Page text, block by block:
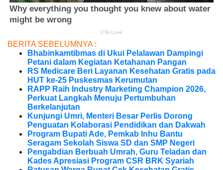
BERITA SEBELUMNYA :
Bhabinkamtibmas di Ukui Pelalawan Dampingi
Petani dalam Kegiatan Ketahanan Pangan
RS Medicare Beri Layanan Kesehatan Gratis pada
HUT ke-25 Puskesmas Kerumutan
RAPP Raih Industry Marketing Champion 2026,
Perkuat Langkah Menuju Pertumbuhan
Berkelanjutan
Kunjungi Umri, Menteri Besar Perlis Dorong
Penguatan Kolaborasi Pendidikan dan Dakwah
Program Bupati Ade, Pemkab Inhu Bantu
Seragam Sekolah Siswa SD dan SMP Negeri
Pengabdian Berbuah Umrah, Guru Teladan dan
Kades Apresiasi Program CSR BRK Syariah